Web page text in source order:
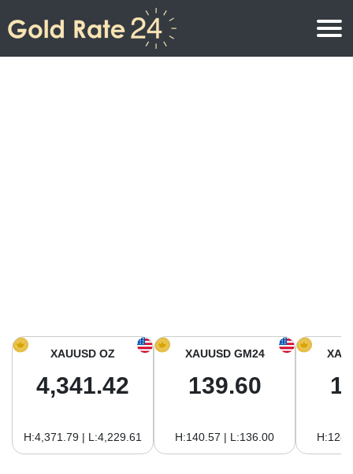
Prix de l’or aujourd’hui en Amérique du Sud
XAUUSD OZ
4,341.42
H:4,371.79 | L:4,229.61
XAUUSD GM24
139.60
H:140.57 | L:136.00